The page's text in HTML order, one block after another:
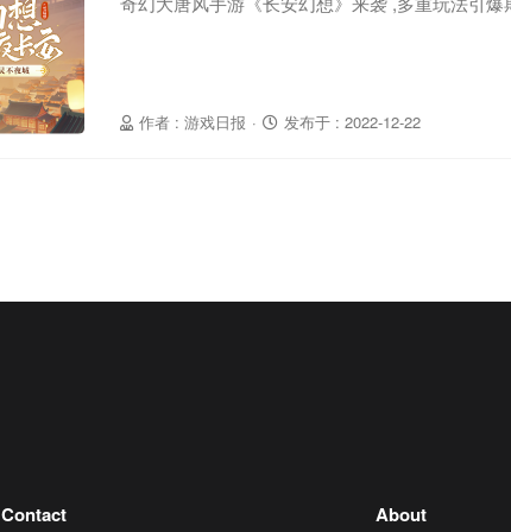
作者 : 游戏日报 · 发布于 : 2022-12-22
Contact About